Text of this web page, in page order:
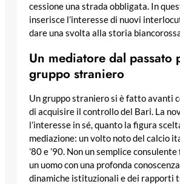
cessione una strada obbligata. In
inserisce l’interesse di nuovi
dare una svolta alla storia
Un mediatore dal passato
gruppo straniero
Un gruppo straniero si è fatto avanti
di acquisire il controllo del Bari. La
l’interesse in sé, quanto la figura
mediazione: un volto noto del calcio
’80 e ’90. Non un semplice
un uomo con una profonda
dinamiche istituzionali e dei rapporti